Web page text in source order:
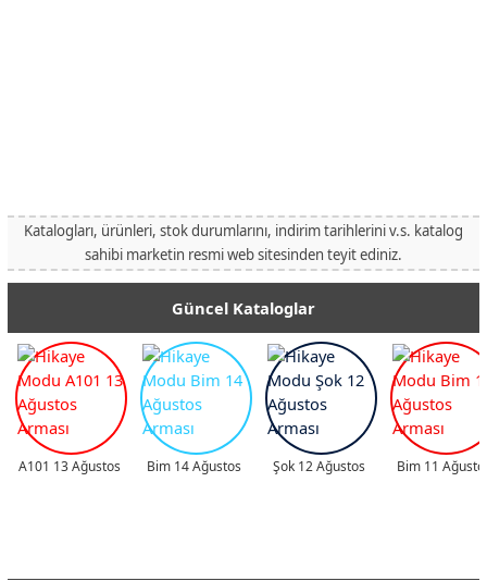
Katalogları, ürünleri, stok durumlarını, indirim tarihlerini v.s. katalog
sahibi marketin resmi web sitesinden teyit ediniz.
Güncel Kataloglar
A101 13 Ağustos Bim 14 Ağustos Şok 12 Ağustos Bim 11